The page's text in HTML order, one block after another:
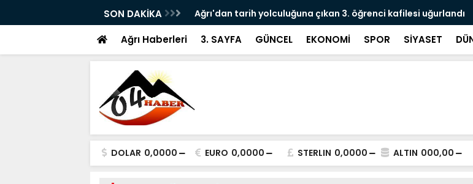
SON DAKİKA
ile Ağrı'da Obezite Cerrahisi Dönemi Ağrı'dan tarih yolculuğuna çıkan 3. öğrenci kafilesi uğurlandı
Ağrı Haberleri 3. SAYFA GÜNCEL EKONOMİ SPOR SİYASET
DOLAR 0,0000 EURO 0,0000 STERLIN 0,0000 ALTIN 000,00